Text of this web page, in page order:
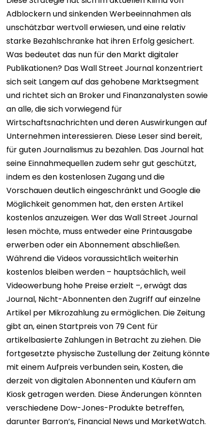
Adblockern und sinkenden Werbeeinnahmen als
unschätzbar wertvoll erwiesen, und eine relativ
starke Bezahlschranke hat ihren Erfolg gesichert.
Was bedeutet das nun für den Markt digitaler
Publikationen? Das Wall Street Journal konzentriert
sich seit Langem auf das gehobene Marktsegment
und richtet sich an Broker und Finanzanalysten sowie
an alle, die sich vorwiegend für
Wirtschaftsnachrichten und deren Auswirkungen auf
Unternehmen interessieren. Diese Leser sind bereit,
für guten Journalismus zu bezahlen. Das Journal hat
seine Einnahmequellen zudem sehr gut geschützt,
indem es den kostenlosen Zugang und die
Vorschauen deutlich eingeschränkt und Google die
Möglichkeit genommen hat, den ersten Artikel
kostenlos anzuzeigen. Wer das Wall Street Journal
lesen möchte, muss entweder eine Printausgabe
erwerben oder ein Abonnement abschließen.
Während die Videos voraussichtlich weiterhin
kostenlos bleiben werden – hauptsächlich, weil
Videowerbung hohe Preise erzielt –, erwägt das
Journal, Nicht-Abonnenten den Zugriff auf einzelne
Artikel per Mikrozahlung zu ermöglichen. Die Zeitung
gibt an, einen Startpreis von 79 Cent für
artikelbasierte Zahlungen in Betracht zu ziehen. Die
fortgesetzte physische Zustellung der Zeitung könnte
mit einem Aufpreis verbunden sein, Kosten, die
derzeit von digitalen Abonnenten und Käufern am
Kiosk getragen werden. Diese Änderungen könnten
verschiedene Dow-Jones-Produkte betreffen,
darunter Barron’s, Financial News und MarketWatch.